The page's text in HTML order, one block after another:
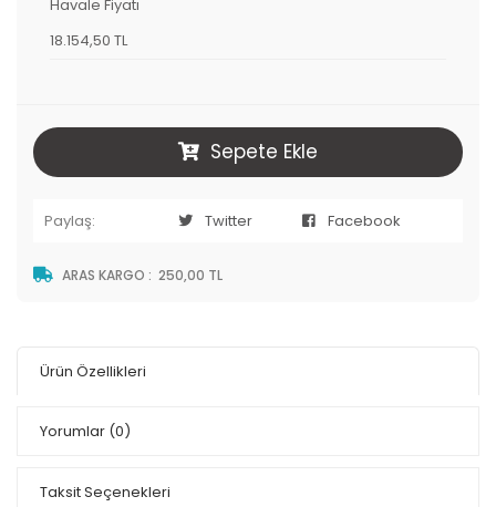
Havale Fiyatı
18.154,50 TL
Sepete Ekle
Paylaş: Twitter Facebook
ARAS KARGO : 250,00 TL
Ürün Özellikleri
Yorumlar (0)
Taksit Seçenekleri